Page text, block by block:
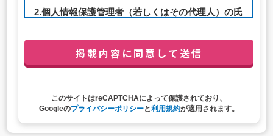
2.個人情報保護管理者（若しくはその代理人）の氏
連絡先：privacy@balleggs.co.jp
（1）お問い合わせ対応（本人への連絡を含む）のため
このサイトはreCAPTCHAによって保護されており、
Googleのプライバシーポリシーと利用規約が適用されます。